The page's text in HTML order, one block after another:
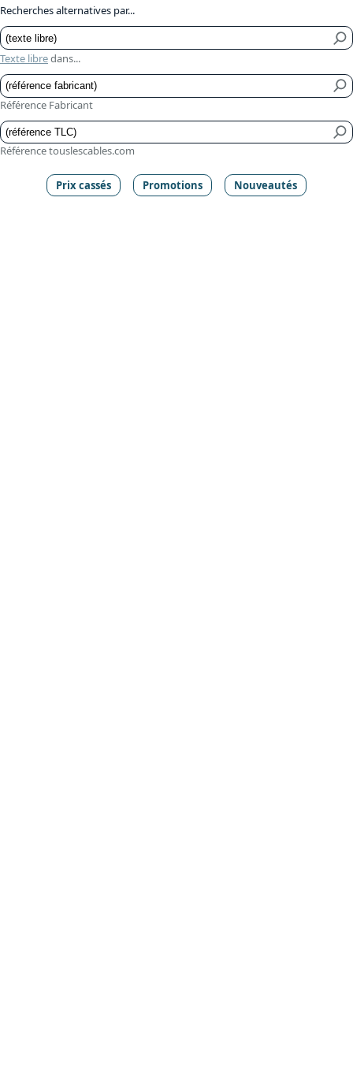
Recherches alternatives par...
Texte libredans...
Référence Fabricant
Référence touslescables.com
Prix cassés Promotions Nouveautés